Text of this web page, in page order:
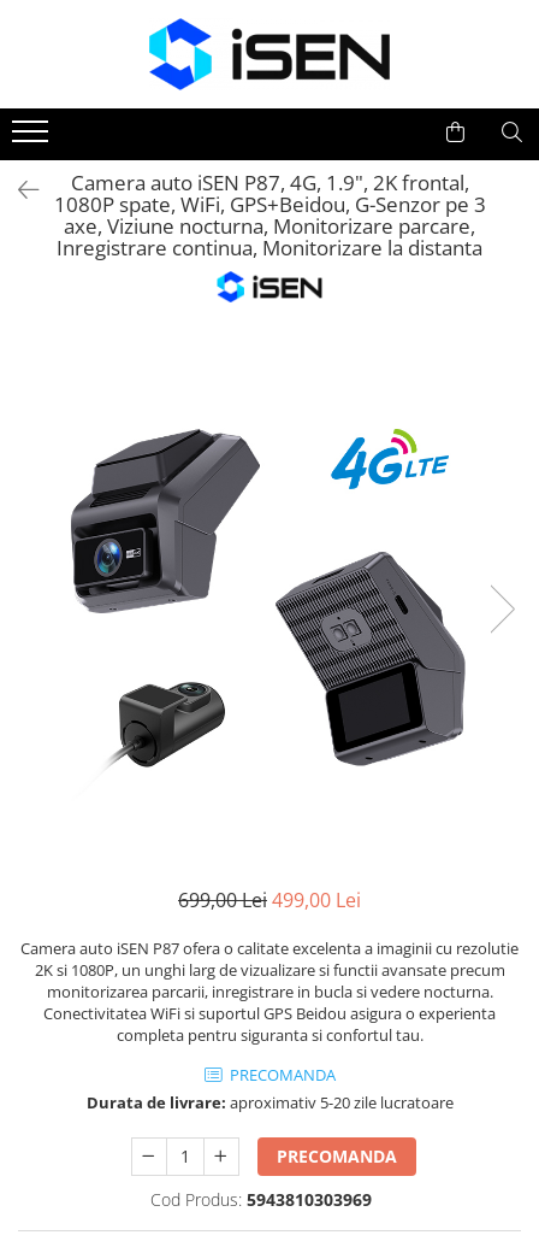
Trotinete electrice
Piese si accesorii
Camera auto iSEN P87, 4G, 1.9", 2K frontal,
1080P spate, WiFi, GPS+Beidou, G-Senzor pe 3
axe, Viziune nocturna, Monitorizare parcare,
Inregistrare continua, Monitorizare la distanta
699,00 Lei499,00 Lei
Camera auto iSEN P87 ofera o calitate excelenta a imaginii cu rezolutie
2K si 1080P, un unghi larg de vizualizare si functii avansate precum
monitorizarea parcarii, inregistrare in bucla si vedere nocturna.
Conectivitatea WiFi si suportul GPS Beidou asigura o experienta
completa pentru siguranta si confortul tau.
PRECOMANDA
Durata de livrare: aproximativ 5-20 zile lucratoare
PRECOMANDA
Cod Produs: 5943810303969